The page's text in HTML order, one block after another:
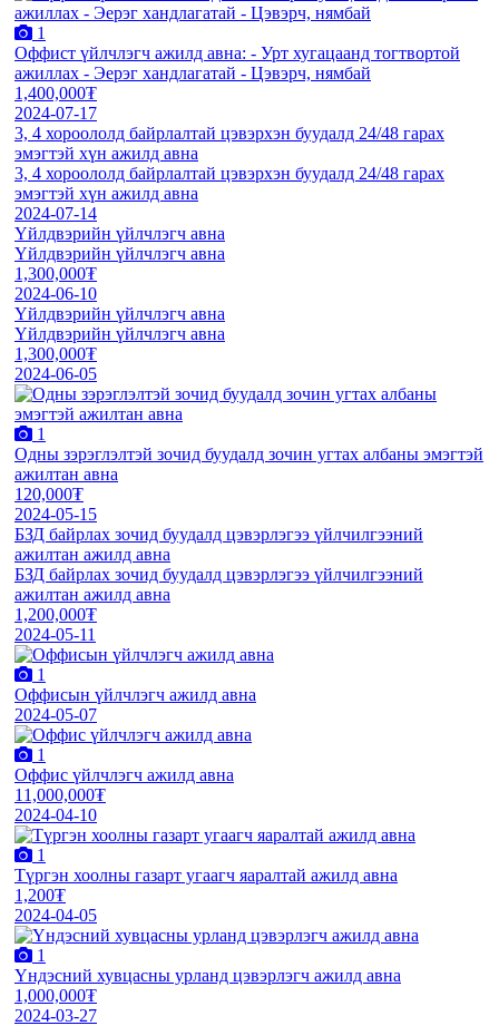
1
Оффист үйлчлэгч ажилд авна: - Урт хугацаанд тогтвортой
ажиллах - Эерэг хандлагатай - Цэвэрч, нямбай
1,400,000₮
2024-07-17
3, 4 хороололд байрлалтай цэвэрхэн буудалд 24/48 гарах
эмэгтэй хүн ажилд авна
3, 4 хороололд байрлалтай цэвэрхэн буудалд 24/48 гарах
эмэгтэй хүн ажилд авна
2024-07-14
Үйлдвэрийн үйлчлэгч авна
Үйлдвэрийн үйлчлэгч авна
1,300,000₮
2024-06-10
Үйлдвэрийн үйлчлэгч авна
Үйлдвэрийн үйлчлэгч авна
1,300,000₮
2024-06-05
1
Одны зэрэглэлтэй зочид буудалд зочин угтах албаны эмэгтэй
ажилтан авна
120,000₮
2024-05-15
БЗД байрлах зочид буудалд цэвэрлэгээ үйлчилгээний
ажилтан ажилд авна
БЗД байрлах зочид буудалд цэвэрлэгээ үйлчилгээний
ажилтан ажилд авна
1,200,000₮
2024-05-11
1
Оффисын үйлчлэгч ажилд авна
2024-05-07
1
Оффис үйлчлэгч ажилд авна
11,000,000₮
2024-04-10
1
Түргэн хоолны газарт угаагч яаралтай ажилд авна
1,200₮
2024-04-05
1
Үндэсний хувцасны урланд цэвэрлэгч ажилд авна
1,000,000₮
2024-03-27